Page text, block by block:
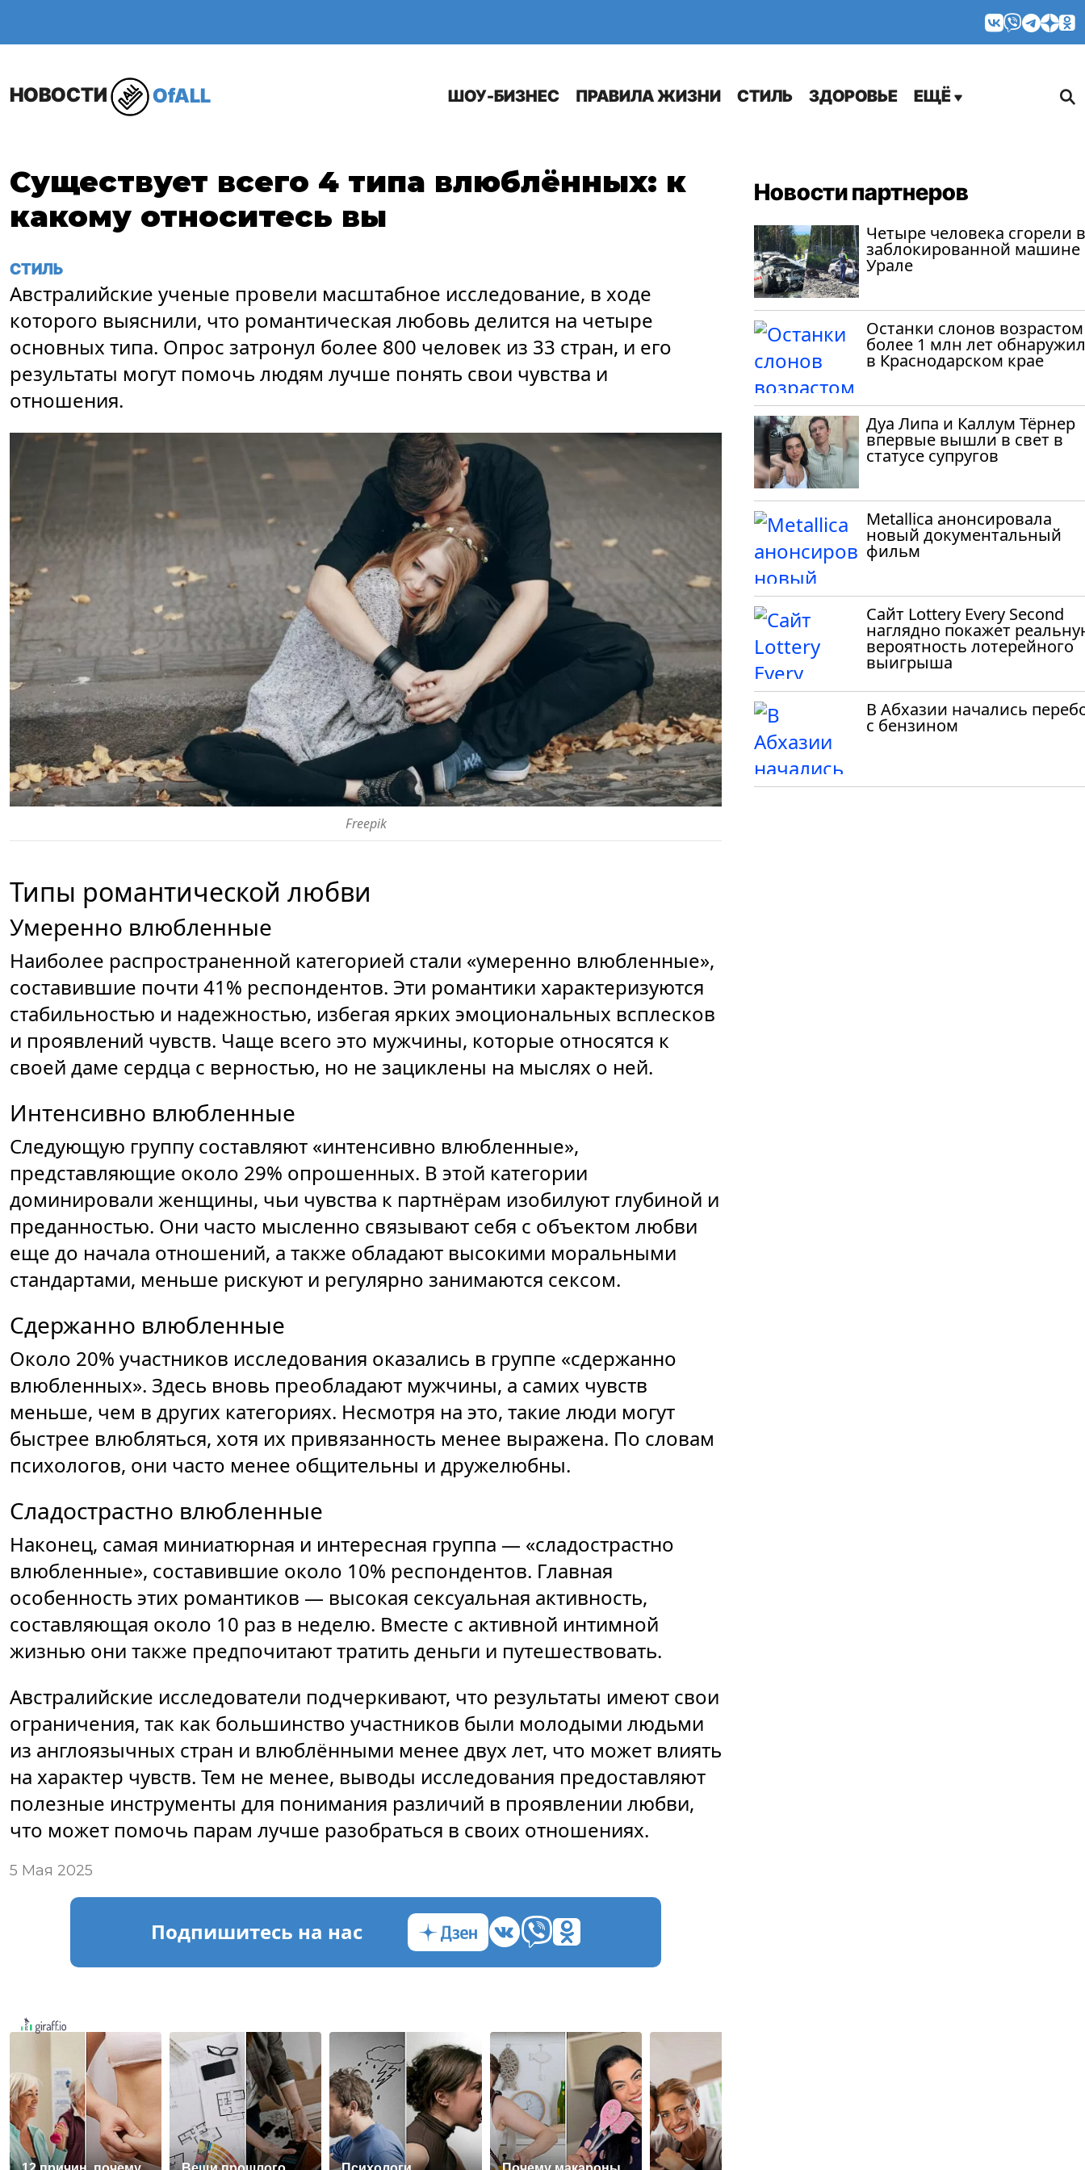
НОВОСТИ OfALL ШОУ-БИЗНЕС ПРАВИЛА ЖИЗНИ СТИЛЬ ЗДОРОВЬЕ ЕЩЁ
Существует всего 4 типа влюблённых: к
какому относитесь вы
СТИЛЬ
Австралийские ученые провели масштабное исследование, в ходе
которого выяснили, что романтическая любовь делится на четыре
основных типа. Опрос затронул более 800 человек из 33 стран, и его
результаты могут помочь людям лучше понять свои чувства и
отношения.
Freepik
Типы романтической любви
Умеренно влюбленные
Наиболее распространенной категорией стали «умеренно влюбленные»,
составившие почти 41% респондентов. Эти романтики характеризуются
стабильностью и надежностью, избегая ярких эмоциональных всплесков
и проявлений чувств. Чаще всего это мужчины, которые относятся к
своей даме сердца с верностью, но не зациклены на мыслях о ней.
Интенсивно влюбленные
Следующую группу составляют «интенсивно влюбленные»,
представляющие около 29% опрошенных. В этой категории
доминировали женщины, чьи чувства к партнёрам изобилуют глубиной и
преданностью. Они часто мысленно связывают себя с объектом любви
еще до начала отношений, а также обладают высокими моральными
стандартами, меньше рискуют и регулярно занимаются сексом.
Сдержанно влюбленные
Около 20% участников исследования оказались в группе «сдержанно
влюбленных». Здесь вновь преобладают мужчины, а самих чувств
меньше, чем в других категориях. Несмотря на это, такие люди могут
быстрее влюбляться, хотя их привязанность менее выражена. По словам
психологов, они часто менее общительны и дружелюбны.
Сладострастно влюбленные
Наконец, самая миниатюрная и интересная группа — «сладострастно
влюбленные», составившие около 10% респондентов. Главная
особенность этих романтиков — высокая сексуальная активность,
составляющая около 10 раз в неделю. Вместе с активной интимной
жизнью они также предпочитают тратить деньги и путешествовать.
Австралийские исследователи подчеркивают, что результаты имеют свои
ограничения, так как большинство участников были молодыми людьми
из англоязычных стран и влюблёнными менее двух лет, что может влиять
на характер чувств. Тем не менее, выводы исследования предоставляют
полезные инструменты для понимания различий в проявлении любви,
что может помочь парам лучше разобраться в своих отношениях.
5 Мая 2025
Подпишитесь на нас
Новости партнеров
Четыре человека сгорели в
заблокированной машине
Урале
Останки слонов возрастом
более 1 млн лет
в Краснодарском крае
Дуа Липа и Каллум Тёрнер
впервые вышли в свет в
статусе супругов
Metallica анонсировала
новый документальный
фильм
Сайт Lottery Every Second
наглядно покажет
вероятность лотерейного
выигрыша
В Абхазии начались
с бензином